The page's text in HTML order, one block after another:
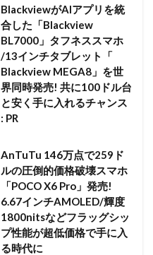
BlackviewがAIアプリを統
合した「Blackview
BL7000」タフネススマホ
/13インチタブレット「
Blackview MEGA8」を世
界同時発売! 共に100ドル台
と安く手に入れるチャンス
: PR
AnTuTu 146万点で259ド
ルの圧倒的価格破壊スマホ
「POCO X6 Pro」発売!
6.67インチAMOLED/輝度
1800nitsなどフラッグシッ
プ性能が超低価格で手に入
る時代に